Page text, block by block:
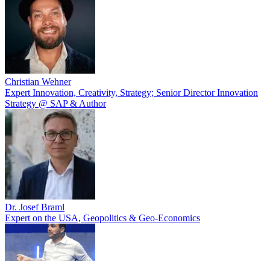
Christian Wehner
Expert Innovation, Creativity, Strategy; Senior Director Innovation
Strategy @ SAP & Author
Dr. Josef Braml
Expert on the USA, Geopolitics & Geo-Economics